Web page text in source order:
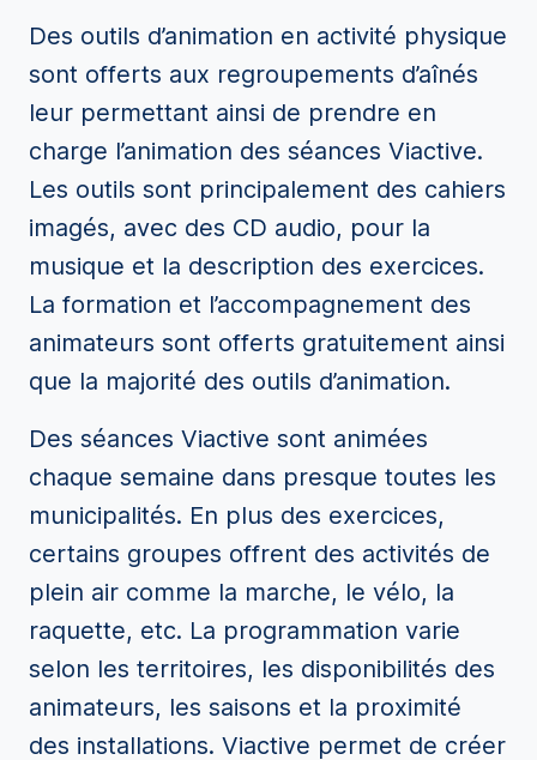
Des outils d’animation en activité physique
sont offerts aux regroupements d’aînés
leur permettant ainsi de prendre en
charge l’animation des séances Viactive.
Les outils sont principalement des cahiers
imagés, avec des CD audio, pour la
musique et la description des exercices.
La formation et l’accompagnement des
animateurs sont offerts gratuitement ainsi
que la majorité des outils d’animation.
Des séances Viactive sont animées
chaque semaine dans presque toutes les
municipalités. En plus des exercices,
certains groupes offrent des activités de
plein air comme la marche, le vélo, la
raquette, etc. La programmation varie
selon les territoires, les disponibilités des
animateurs, les saisons et la proximité
des installations. Viactive permet de créer